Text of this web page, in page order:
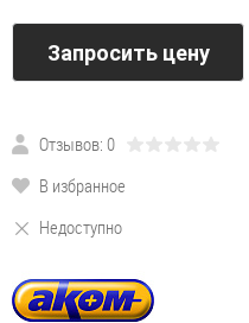
Запросить цену
Отзывов: 0
В избранное
Недоступно